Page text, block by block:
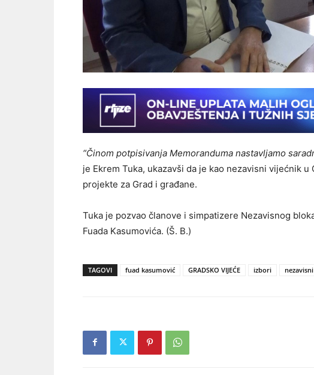
“Činom potpisivanja Memoranduma nastavljamo
je Ekrem Tuka, ukazavši da je kao nezavisni vijećnik
projekte za Grad i građane.
Tuka je pozvao članove i simpatizere Nezavisnog
Fuada Kasumovića. (Š. B.)
TAGOVI fuad kasumović GRADSKO VIJEĆE izbori